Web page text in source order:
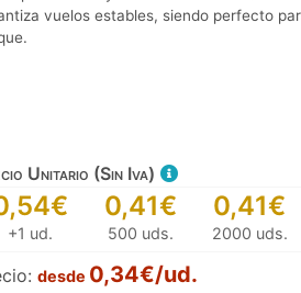
vuelos estables, siendo perfecto
Unitario (Sin Iva)
+1 ud.
0,41€
500 uds.
0,41€
2000 uds.
desde 0,34€/ud.